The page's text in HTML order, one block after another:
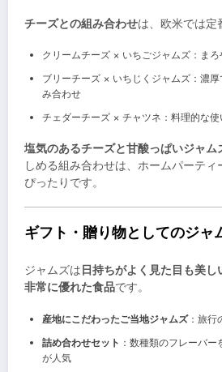
チーズとの組み合わせは、欧米では定
クリームチーズ × いちごジャムズ：ま
ブリーチーズ × いちじくジャムズ：濃
み合わせ
チェダーチーズ × チャツネ：料理的な
塩気のあるチーズと甘酸っぱいジャム
しめる組み合わせは、ホームパーテ
ぴったりです。
ギフト・贈り物としてのジャ
ジャムズは 日持ちがよく見た目も美
非常に優れた食品です。
産地にこだわったご当地ジャムズ：旅行
詰め合わせセット ：数種類のフレーバ
が人気